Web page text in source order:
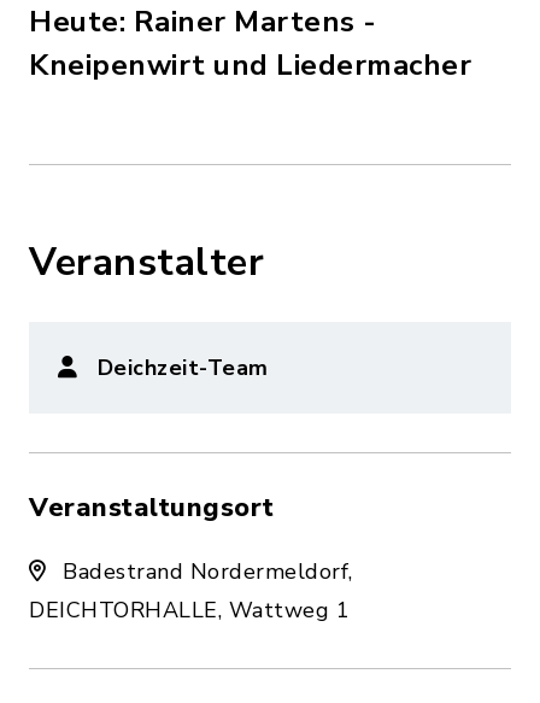
Heute: Rainer Martens -
Kneipenwirt und Liedermacher
Veranstalter
Deichzeit-Team
Veranstaltungsort
Badestrand Nordermeldorf,
DEICHTORHALLE, Wattweg 1